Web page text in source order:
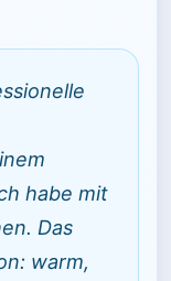
habe mit
Das
warm,